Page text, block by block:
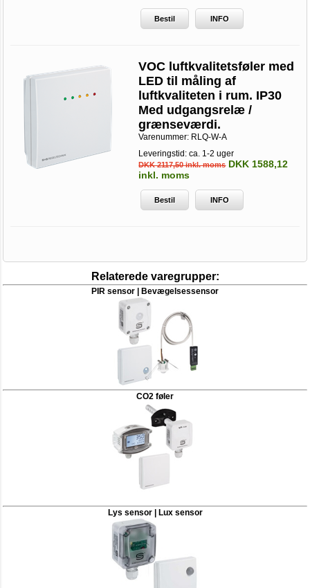
Bestil INFO
VOC luftkvalitetsføler med
LED til måling af
luftkvaliteten i rum. IP30
Med udgangsrelæ /
grænseværdi.
Varenummer: RLQ-W-A
Leveringstid: ca. 1-2 uger
DKK 2117,50 inkl. moms DKK 1588,12
inkl. moms
Bestil INFO
Relaterede varegrupper:
PIR sensor | Bevægelsessensor
CO2 føler
Lys sensor | Lux sensor